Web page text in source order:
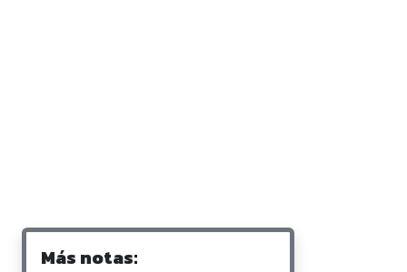
Más notas: